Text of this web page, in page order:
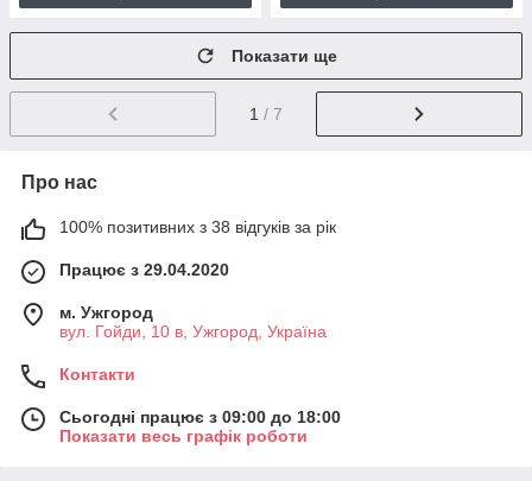
Показати ще
1 / 7
Про нас
100% позитивних з 38 відгуків за рік
Працює з 29.04.2020
м. Ужгород
вул. Гойди, 10 в, Ужгород, Україна
Контакти
Сьогодні працює з 09:00 до 18:00
Показати весь графік роботи